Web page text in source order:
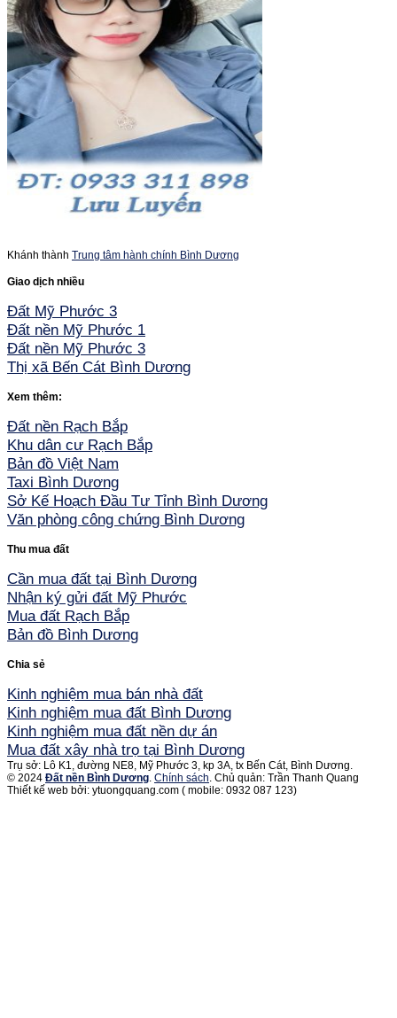
Khánh thành Trung tâm hành chính Bình Dương
Giao dịch nhiều
Đất Mỹ Phước 3
Đất nền Mỹ Phước 1
Đất nền Mỹ Phước 3
Thị xã Bến Cát Bình Dương
Xem thêm:
Đất nền Rạch Bắp
Khu dân cư Rạch Bắp
Bản đồ Việt Nam
Taxi Bình Dương
Sở Kế Hoạch Đầu Tư Tỉnh Bình Dương
Văn phòng công chứng Bình Dương
Thu mua đất
Cần mua đất tại Bình Dương
Nhận ký gửi đất Mỹ Phước
Mua đất Rạch Bắp
Bản đồ Bình Dương
Chia sẻ
Kinh nghiệm mua bán nhà đất
Kinh nghiệm mua đất Bình Dương
Kinh nghiệm mua đất nền dự án
Mua đất xây nhà trọ tại Bình Dương
Trụ sở: Lô K1, đường NE8, Mỹ Phước 3, kp 3A, tx Bến Cát, Bình Dương.
© 2024 Đất nền Bình Dương Chính sách . Chủ quản: Trần Thanh Quang
Thiết kế web bởi: ytuongquang.com ( mobile: 0932 087 123)